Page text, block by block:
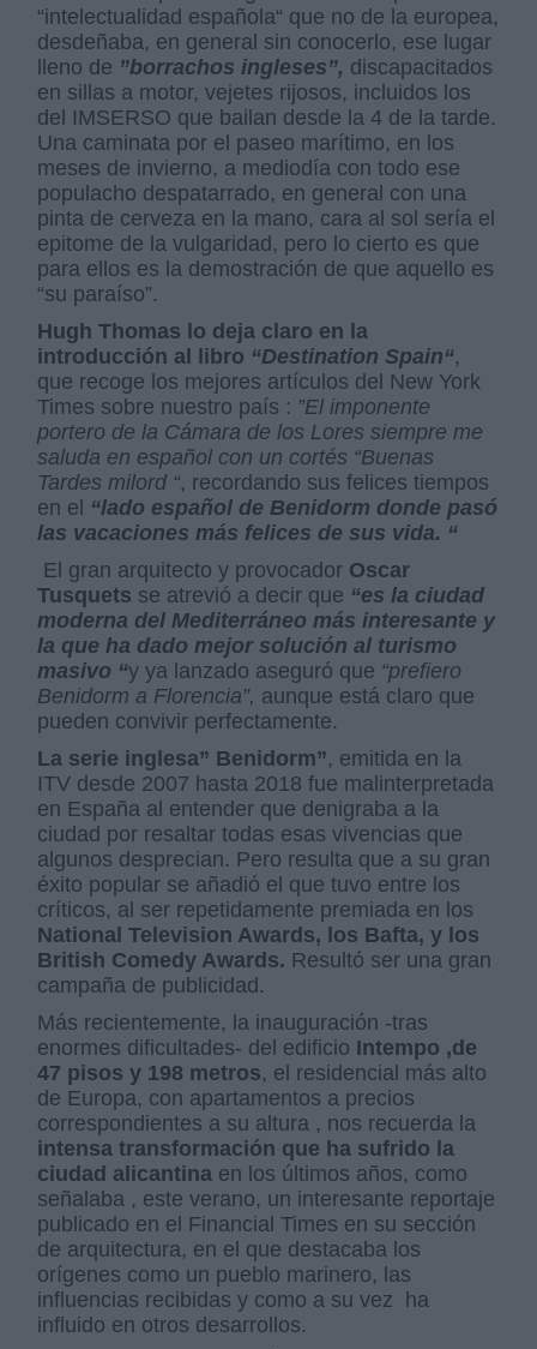
“intelectualidad española“ que no de la europea,
desdeñaba, en general sin conocerlo, ese lugar
lleno de ”borrachos ingleses”, discapacitados
en sillas a motor, vejetes rijosos, incluidos los
del IMSERSO que bailan desde la 4 de la tarde.
Una caminata por el paseo marítimo, en los
meses de invierno, a mediodía con todo ese
populacho despatarrado, en general con una
pinta de cerveza en la mano, cara al sol sería el
epitome de la vulgaridad, pero lo cierto es que
para ellos es la demostración de que aquello es
“su paraíso”.
Hugh Thomas lo deja claro en la
introducción al libro “Destination Spain“,
que recoge los mejores artículos del New York
Times sobre nuestro país : ”El imponente
portero de la Cámara de los Lores siempre me
saluda en español con un cortés “Buenas
Tardes milord “, recordando sus felices tiempos
en el “lado español de Benidorm donde pasó
las vacaciones más felices de sus vida. “
El gran arquitecto y provocador Oscar
Tusquets se atrevió a decir que “es la ciudad
moderna del Mediterráneo más interesante y
la que ha dado mejor solución al turismo
masivo “y ya lanzado aseguró que “prefiero
Benidorm a Florencia”, aunque está claro que
pueden convivir perfectamente.
La serie inglesa” Benidorm”, emitida en la
ITV desde 2007 hasta 2018 fue malinterpretada
en España al entender que denigraba a la
ciudad por resaltar todas esas vivencias que
algunos desprecian. Pero resulta que a su gran
éxito popular se añadió el que tuvo entre los
críticos, al ser repetidamente premiada en los
National Television Awards, los Bafta, y los
British Comedy Awards. Resultó ser una gran
campaña de publicidad.
Más recientemente, la inauguración -tras
enormes dificultades- del edificio Intempo ,de
47 pisos y 198 metros, el residencial más alto
de Europa, con apartamentos a precios
correspondientes a su altura , nos recuerda la
intensa transformación que ha sufrido la
ciudad alicantina en los últimos años, como
señalaba , este verano, un interesante reportaje
publicado en el Financial Times en su sección
de arquitectura, en el que destacaba los
orígenes como un pueblo marinero, las
influencias recibidas y como a su vez
ha
influido en otros desarrollos.